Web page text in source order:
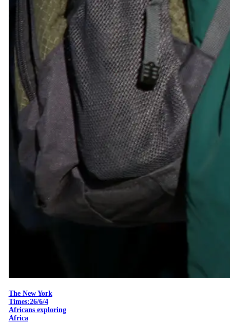
The New York
Times:26/6/4
Africans exploring
Africa